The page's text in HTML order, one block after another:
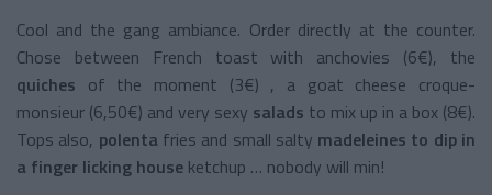
Cool and the gang ambiance. Order directly at the counter.
Chose between French toast with anchovies (6€), the
quiches of the moment (3€) , a goat cheese croque-
monsieur (6,50€) and very sexy salads to mix up in a box (8€).
Tops also, polenta fries and small salty madeleines to dip in
a finger licking house ketchup … nobody will min!